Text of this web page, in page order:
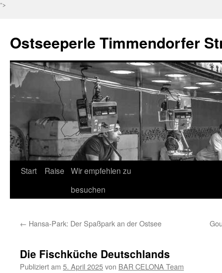
">
Ostseeperle Timmendorfer
Zum
Start Raise
Wir empfehlen zu
besuchen
← Hansa-Park: Der Spaßpark an der Ostsee
Die Fischküche Deutschlands
Publiziert am 5. April 2025von BAR CELONA Team